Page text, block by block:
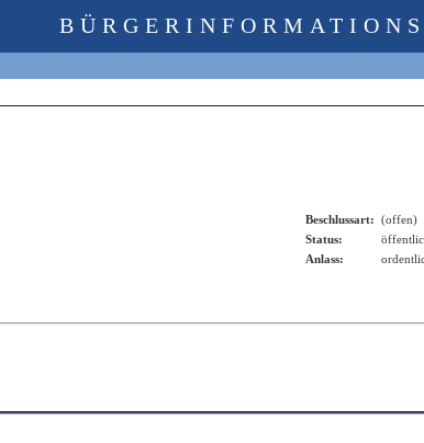
Beschlussart: (offen)
Status:
Anlass: